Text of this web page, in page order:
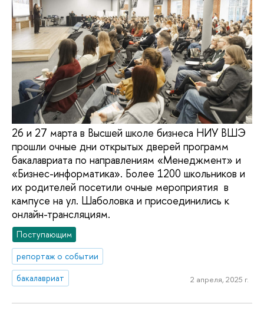
26 и 27 марта в Высшей школе бизнеса НИУ ВШЭ
прошли очные дни открытых дверей программ
бакалавриата по направлениям «Менеджмент» и
«Бизнес-информатика». Более 1200 школьников и
их родителей посетили очные мероприятия в
кампусе на ул. Шаболовка и присоединились к
онлайн-трансляциям.
Поступающим
репортаж о событии
бакалавриат
2 апреля, 2025 г.